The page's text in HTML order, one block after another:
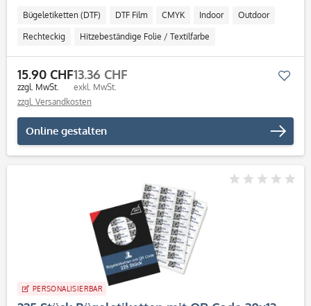
Bügeletiketten (DTF) DTF Film CMYK Indoor Outdoor
Rechteckig Hitzebeständige Folie / Textilfarbe
15.90 CHF
zzgl. MwSt.
13.36 CHF
exkl. MwSt.
zzgl. Versandkosten
Online gestalten
PERSONALISIERBAR